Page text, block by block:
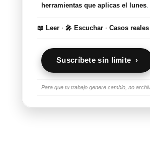
herramientas que aplicas el lunes.
📖 Leer · 🎤 Escuchar · Casos reales
Suscríbete sin límite ›
Para que tu trabajo genere cambio, no